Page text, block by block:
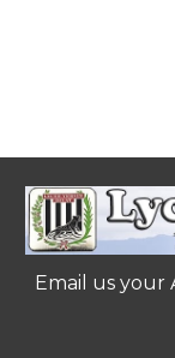
Email us your